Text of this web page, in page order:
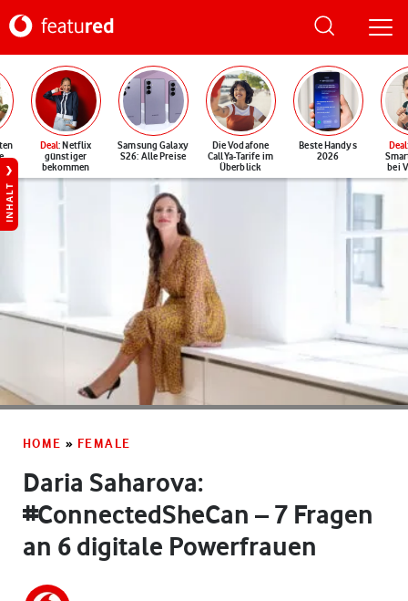
Deal: Netflix
günstiger
bekommen
Samsung Galaxy
S26: Alle Preise
Die Vodafone
CallYa-Tarife im
Überblick
Beste Handys
2026
Deal
bei
INHALT
HOME » FEMALE
Daria Saharova:
#ConnectedSheCan – 7 Fragen
an 6 digitale Powerfrauen